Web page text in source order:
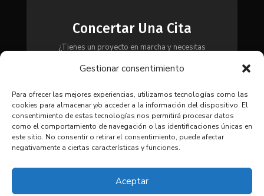
Gestionar consentimiento
Para ofrecer las mejores experiencias, utilizamos tecnologías como las
cookies para almacenar y/o acceder a la información del dispositivo. El
consentimiento de estas tecnologías nos permitirá procesar datos
como el comportamiento de navegación o las identificaciones únicas en
este sitio. No consentir o retirar el consentimiento, puede afectar
negativamente a ciertas características y funciones.
Aceptar
Concertar Una Cita
¿Tienes un proyecto en marcha y necesitas
contacto con nosotros y te asesoraremos para
necesidades.
CONTACTAR